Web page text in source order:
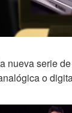
nueva serie
o